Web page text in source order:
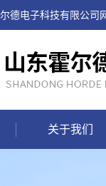
德电子科技有限公司
关于我们